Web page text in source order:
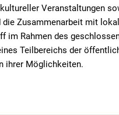
Veranstaltungen
die Zusammenarbeit mit
im Rahmen des
Teilbereichs der
ihrer Möglichkeiten.